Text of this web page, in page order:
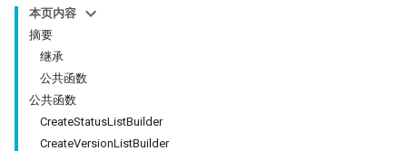
本页内容
摘要
继承
公共函数
公共函数
CreateStatusListBuilder
CreateVersionListBuilder